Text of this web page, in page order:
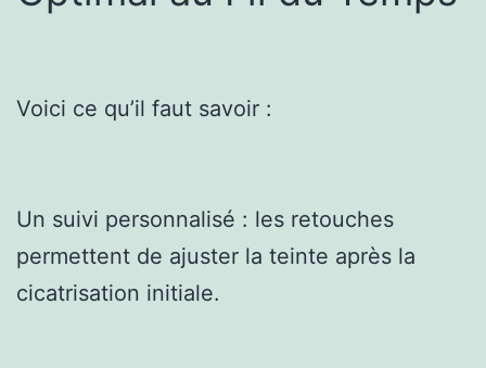
Voici ce qu’il faut savoir :
Un suivi personnalisé : les retouches
permettent de ajuster la teinte après la
cicatrisation initiale.